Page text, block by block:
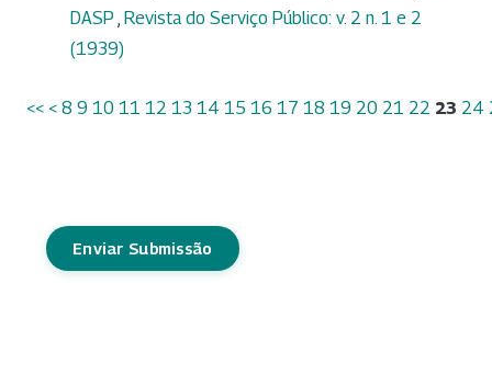
DASP , Revista do Serviço Público: v. 2 n. 1 e 2
(1939)
<< < 8 9 10 11 12 13 14 15 16 17 18 19 20 21 22 23 24
Enviar Submissão